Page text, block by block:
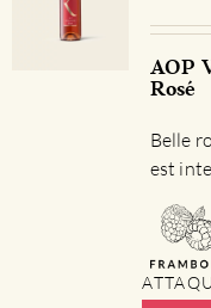
AOP
Rosé
Belle
est